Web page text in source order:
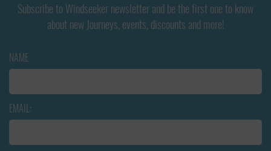
Subscribe to Windseeker newsletter and be the first one to know
about new Journeys, events, discounts and more!
NAME
EMAIL: